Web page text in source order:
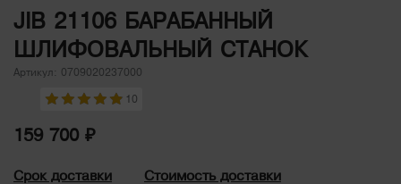
JIB 21106 БАРАБАННЫЙ
ШЛИФОВАЛЬНЫЙ СТАНОК
Артикул: 0709020237000
10
159 700 ₽
Срок доставки
Стоимость доставки